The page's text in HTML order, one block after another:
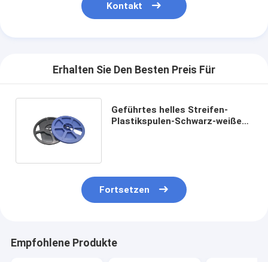
Kontakt
Erhalten Sie Den Besten Preis Für
Geführtes helles Streifen-
Plastikspulen-Schwarz-weißes
Fortsetzen
Empfohlene Produkte